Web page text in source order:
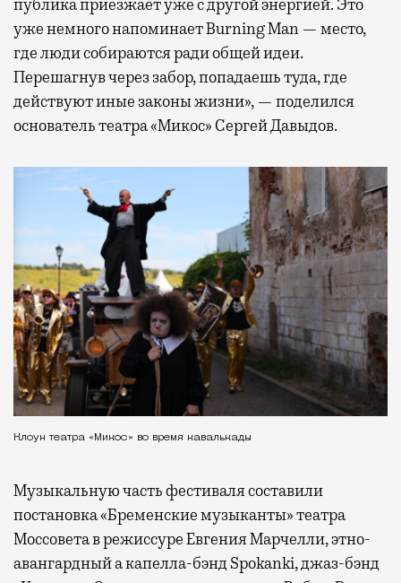
публика приезжает уже с другой энергией. Это
уже немного напоминает Burning Man — место,
где люди собираются ради общей идеи.
Перешагнув через забор, попадаешь туда, где
действуют иные законы жизни», — поделился
основатель театра «Микос» Сергей Давыдов.
Клоун театра «Микос» во время кавалькады
Музыкальную часть фестиваля составили
постановка «Бременские музыканты» театра
Моссовета в режиссуре Евгения Марчелли, этно-
авангардный а капелла-бэнд Spokanki, джаз-бэнд